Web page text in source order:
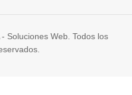
Soluciones Web. Todos los